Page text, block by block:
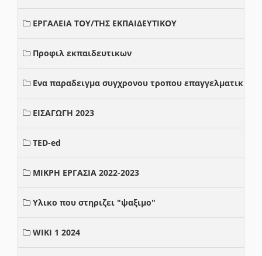
ΕΡΓΑΛΕΙΑ ΤΟΥ/ΤΗΣ ΕΚΠΑΙΔΕΥΤΙΚΟΥ
Προφιλ εκπαιδευτικων
Ενα παραδειγμα συγχρονου τροπου επαγγελματικης
ΕΙΣΑΓΩΓΗ 2023
TED-ed
ΜΙΚΡΗ ΕΡΓΑΣΙΑ 2022-2023
Υλικο που στηριζει "ψαξιμο"
WIKI 1 2024